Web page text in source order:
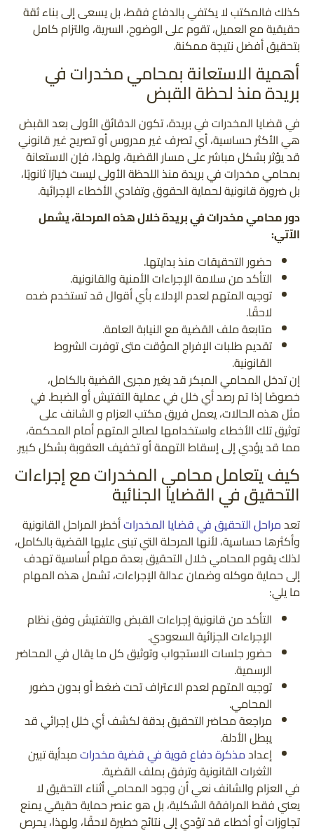
كذلك فالمكتب لا يكتفي بالدفاع فقط، بل يسعى إلى بناء ثقة
حقيقية مع العميل، تقوم على الوضوح، السرية، والتزام كامل
بتحقيق أفضل نتيجة ممكنة.
أهمية الاستعانة بمحامي مخدرات في
بريدة منذ لحظة القبض
في قضايا المخدرات في بريدة، تكون الدقائق الأولى بعد القبض
هي الأكثر حساسية، أي تصرف غير مدروس أو تصريح غير قانوني
قد يؤثر بشكل مباشر على مسار القضية، ولهذا، فإن الاستعانة
بمحامي مخدرات في بريدة منذ اللحظة الأولى ليست خيارًا ثانويًا،
بل ضرورة قانونية لحماية الحقوق وتفادي الأخطاء الإجرائية.
دور محامي مخدرات في بريدة خلال هذه المرحلة، يشمل
الآتي:
حضور التحقيقات منذ بدايتها.
التأكد من سلامة الإجراءات الأمنية والقانونية.
توجيه المتهم لعدم الإدلاء بأي أقوال قد تستخدم ضده
لاحقًا.
متابعة ملف القضية مع النيابة العامة.
تقديم طلبات الإفراج المؤقت متى توفرت الشروط
القانونية.
إن تدخل المحامي المبكر قد يغير مجرى القضية بالكامل،
خصوصًا إذا تم رصد أي خلل في عملية التفتيش أو الضبط. في
مثل هذه الحالات، يعمل فريق مكتب العزام و الشانف على
توثيق تلك الأخطاء واستخدامها لصالح المتهم أمام المحكمة،
مما قد يؤدي إلى إسقاط التهمة أو تخفيف العقوبة بشكل كبير.
كيف يتعامل محامي المخدرات مع إجراءات
التحقيق في القضايا الجنائية
تعدمراحل التحقيق في قضايا المخدراتأخطر المراحل القانونية
وأكثرها حساسية، لأنها المرحلة التي تبنى عليها القضية بالكامل،
لذلك يقوم المحامي خلال التحقيق بعدة مهام أساسية تهدف
إلى حماية موكله وضمان عدالة الإجراءات، تشمل هذه المهام
ما يلي:
التأكد من قانونية إجراءات القبض والتفتيش وفق نظام
الإجراءات الجزائية السعودي.
حضور جلسات الاستجواب وتوثيق كل ما يقال في المحاضر
الرسمية.
توجيه المتهم لعدم الاعتراف تحت ضغط أو بدون حضور
المحامي.
مراجعة محاضر التحقيق بدقة لكشف أي خلل إجرائي قد
يبطل الأدلة.
إعدادمذكرة دفاع قوية في قضية مخدراتمبدأية تبين
الثغرات القانونية وترفق بملف القضية.
في العزام والشانف نعي أن وجود المحامي أثناء التحقيق لا
يعني فقط المرافقة الشكلية، بل هو عنصر حماية حقيقي يمنع
تجاوزات أو أخطاء قد تؤدي إلى نتائج خطيرة لاحقًا، ولهذا، يحرص